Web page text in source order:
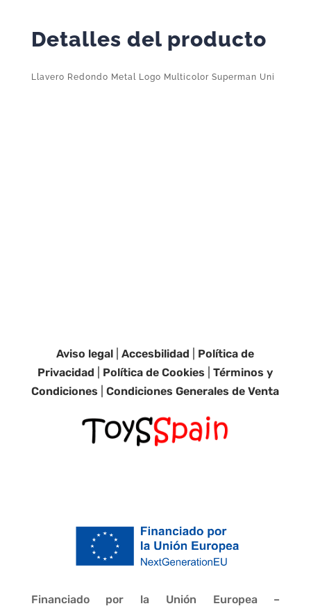
Detalles del producto
Llavero Redondo Metal Logo Multicolor Superman Uni
Aviso legal |Accesbilidad
Política de
Privacidad
Política de Cookies |Términos y
Condiciones |Condiciones Generales de Venta
Financiado por la Unión Europea –